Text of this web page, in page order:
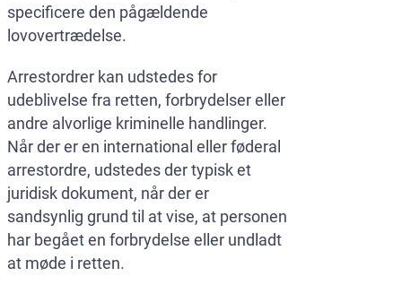
specificere den pågældende
lovovertrædelse.
Arrestordrer kan udstedes for
udeblivelse fra retten, forbrydelser eller
andre alvorlige kriminelle handlinger.
Når der er en international eller føderal
arrestordre, udstedes der typisk et
juridisk dokument, når der er
sandsynlig grund til at vise, at personen
har begået en forbrydelse eller undladt
at møde i retten.